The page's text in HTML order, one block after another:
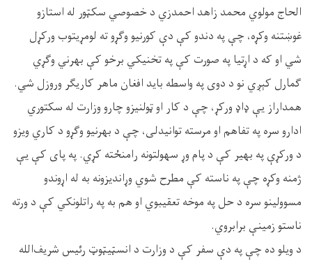
الحاج مولوي محمد زاهد احمدزي د خصوصي سکټور له استازو
غوښتنه وکړه، چې په دندو کې دې کورنیو وګړو ته لومړیتوب ورکړل
شي او که د اړتیا په صورت کې په تخنیکي برخو کې بهرني وګړي
ګمارل کېږي نو د دوی په واسطه باید افغان ماهر کاریګر وروزل شي.
همداراز یې ډاډ ورکړ، چې د کار او ټولنیزو چارو وزارت له سکتوري
ادارو سره په تفاهم او مرسته توانیدلی، چې د بهرنیو وګړو د کاري ویزو
د ورکړې په بهیر کې د پام وړ سهولتونه رامنځته کړي. په پای کې یې
ژمنه وکړه چې په ناسته کې مطرح شوي وړاندیزونه به له اړوندو
مسوولینو سره د حل په موخه تعقیبوي او هم به په راتلونکي کې د ورته
ناستو زمینې برابروي.
د ویلو ده چې په دې سفر کې د وزارت د انسټیټوټ رئیس شریف‌الله